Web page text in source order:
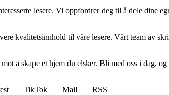
lesere. Vi oppfordrer deg til å dele dine
kvalitetsinnhold til våre lesere. Vårt team av
å skape et hjem du elsker. Bli med oss i dag,
TikTok Mail
RSS